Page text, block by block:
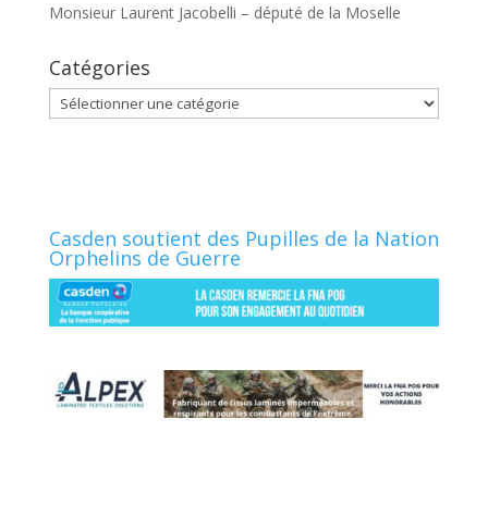
Monsieur Laurent Jacobelli – député de la Moselle
Catégories
Catégories
Casden soutient des Pupilles de la Nation
Orphelins de Guerre